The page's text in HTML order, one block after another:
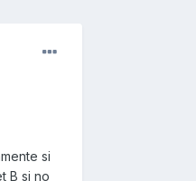
si
B si no